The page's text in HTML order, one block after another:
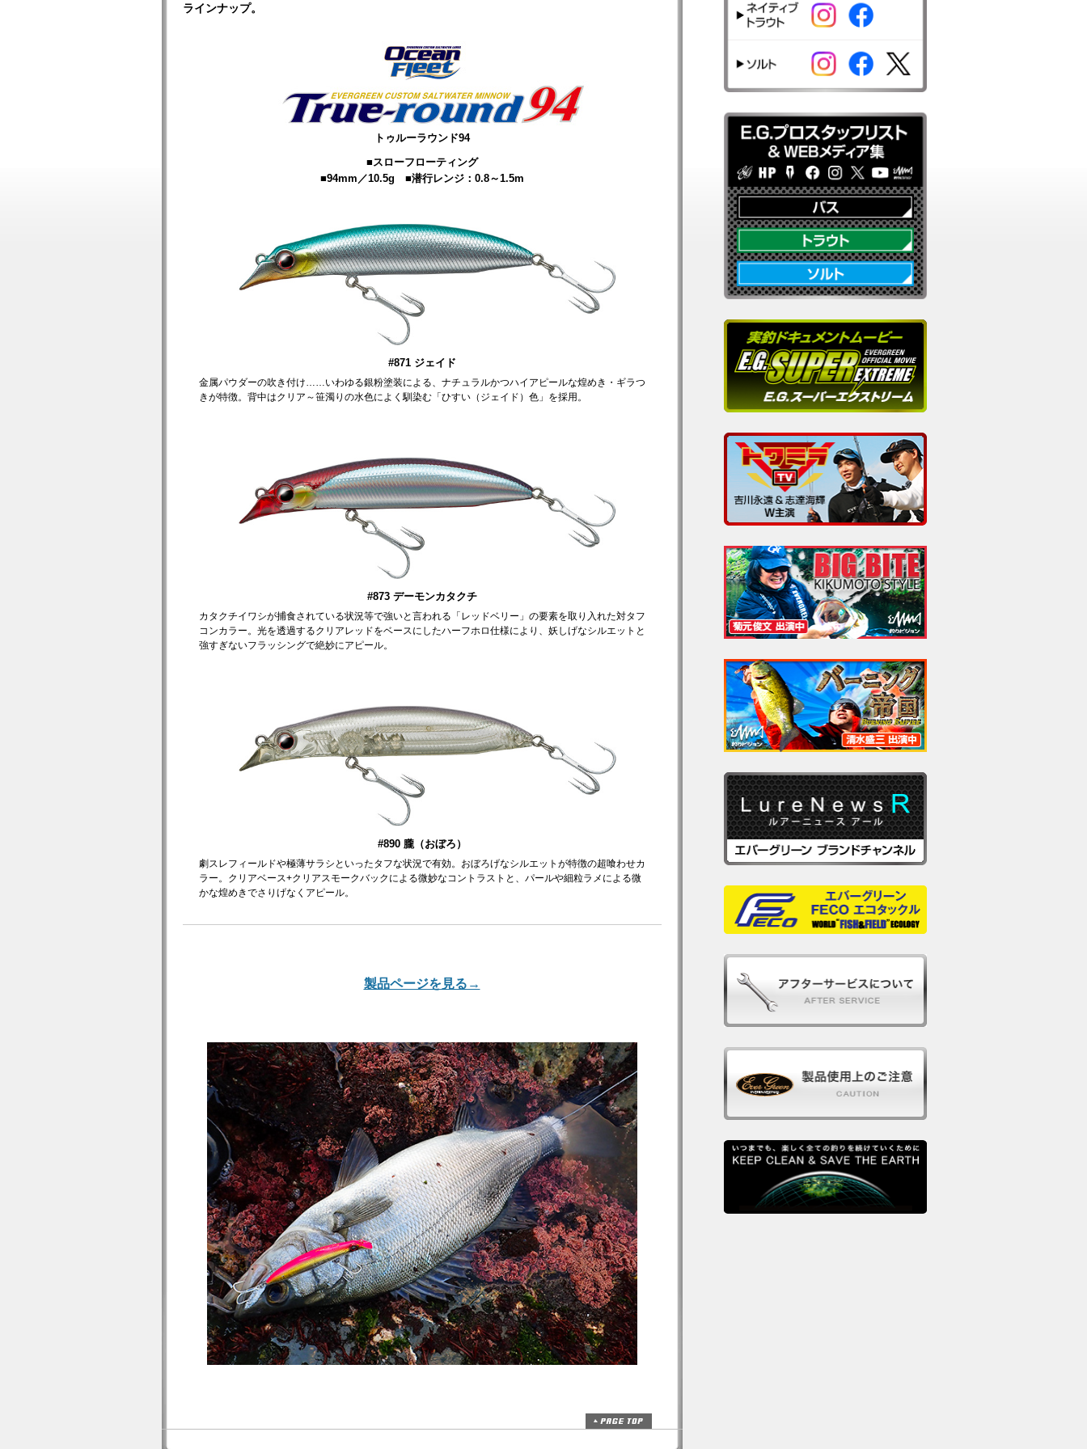
ラインナップ。
トゥルーラウンド94
■スローフローティング
■94mm／10.5g ■潜行レンジ：0.8～1.5m
#871 ジェイド
金属パウダーの吹き付け……いわゆる銀粉塗装による、ナチュラルかつハイアピールな煌めき・ギラつ
きが特徴。背中はクリア～笹濁りの水色によく馴染む「ひすい（ジェイド）色」を採用。
#873 デーモンカタクチ
カタクチイワシが捕食されている状況等で強いと言われる「レッドベリー」の要素を取り入れた対タフ
コンカラー。光を透過するクリアレッドをベースにしたハーフホロ仕様により、妖しげなシルエットと
強すぎないフラッシングで絶妙にアピール。
#890 朧（おぼろ）
劇スレフィールドや極薄サラシといったタフな状況で有効。おぼろげなシルエットが特徴の超喰わせカ
ラー。クリアベース+クリアスモークバックによる微妙なコントラストと、パールや細粒ラメによる微
かな煌めきでさりげなくアピール。
製品ページを見る→